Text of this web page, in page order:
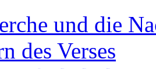
und die
des Verses